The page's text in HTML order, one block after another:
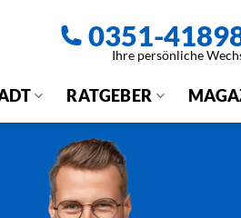
0351-
Ihre persönliche
RATGEBER